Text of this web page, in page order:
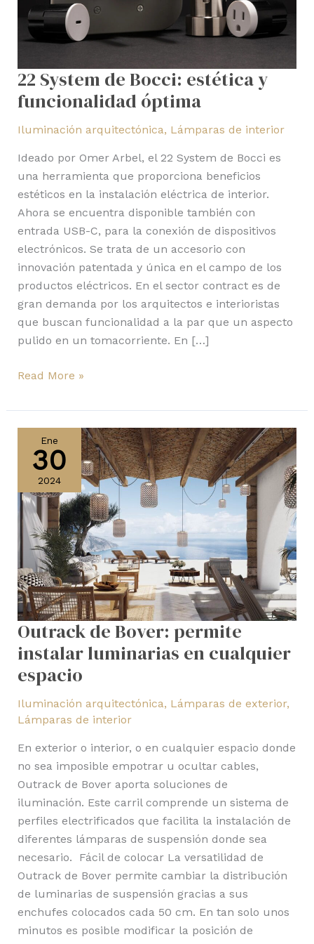
22 System de Bocci: estética y
funcionalidad óptima
Iluminación arquitectónica, Lámparas de interior
Ideado por Omer Arbel, el 22 System de Bocci es
una herramienta que proporciona beneficios
estéticos en la instalación eléctrica de interior.
Ahora se encuentra disponible también con
entrada USB-C, para la conexión de dispositivos
electrónicos. Se trata de un accesorio con
innovación patentada y única en el campo de los
productos eléctricos. En el sector contract es de
gran demanda por los arquitectos e interioristas
que buscan funcionalidad a la par que un aspecto
pulido en un tomacorriente. En […]
Read More »
Ene
30
2024
Outrack de Bover: permite
instalar luminarias en cualquier
espacio
Iluminación arquitectónica, Lámparas de exterior,
Lámparas de interior
En exterior o interior, o en cualquier espacio donde
no sea imposible empotrar u ocultar cables,
Outrack de Bover aporta soluciones de
iluminación. Este carril comprende un sistema de
perfiles electrificados que facilita la instalación de
diferentes lámparas de suspensión donde sea
necesario. Fácil de colocar La versatilidad de
Outrack de Bover permite cambiar la distribución
de luminarias de suspensión gracias a sus
enchufes colocados cada 50 cm. En tan solo unos
minutos es posible modificar la posición de
Bover:
permite
instalar
luminarias
en
cualquier
espacio